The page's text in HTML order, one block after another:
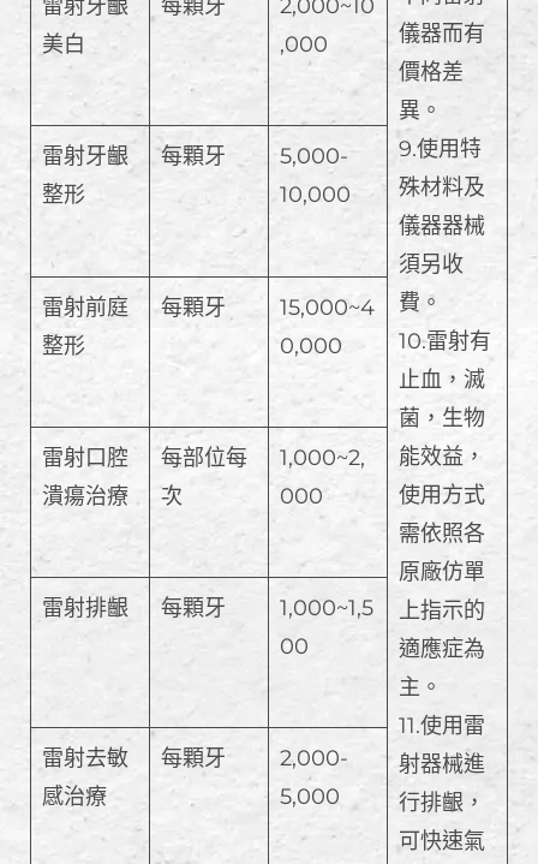
儀器而有
價格差
異。
9.使用特
殊材料及
儀器器械
須另收
費。
10.雷射有
止血，滅
菌，生物
能效益，
使用方式
需依照各
原廠仿單
上指示的
適應症為
主。
11.使用雷
射器械進
行排齦，
可快速氣
雷射牙齦
美白
每顆牙
2,000~10
,000
雷射牙齦
整形
每顆牙
5,000-
10,000
雷射前庭
整形
每顆牙
15,000~4
0,000
雷射口腔
潰瘍治療
每部位每
次
1,000~2,
000
雷射排齦 每顆牙
1,000~1,5
00
雷射去敏
感治療
每顆牙
2,000-
5,000